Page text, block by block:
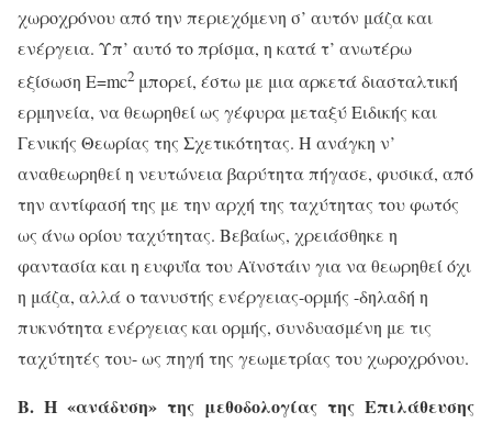
χωροχρόνου από την περιεχόμενη σ’ αυτόν μάζα και
ενέργεια. Υπ’ αυτό το πρίσμα, η κατά τ’ ανωτέρω
εξίσωση Ε=mc2 μπορεί, έστω με μια αρκετά διασταλτική
ερμηνεία, να θεωρηθεί ως γέφυρα μεταξύ Ειδικής και
Γενικής Θεωρίας της Σχετικότητας. Η ανάγκη ν’
αναθεωρηθεί η νευτώνεια βαρύτητα πήγασε, φυσικά, από
την αντίφασή της με την αρχή της ταχύτητας του φωτός
ως άνω ορίου ταχύτητας. Βεβαίως, χρειάσθηκε η
φαντασία και η ευφυΐα του Αϊνστάιν για να θεωρηθεί όχι
η μάζα, αλλά ο τανυστής ενέργειας-ορμής -δηλαδή η
πυκνότητα ενέργειας και ορμής, συνδυασμένη με τις
ταχύτητές του- ως πηγή της γεωμετρίας του χωροχρόνου.
Β. Η «ανάδυση» της μεθοδολογίας της Επιλάθευσης